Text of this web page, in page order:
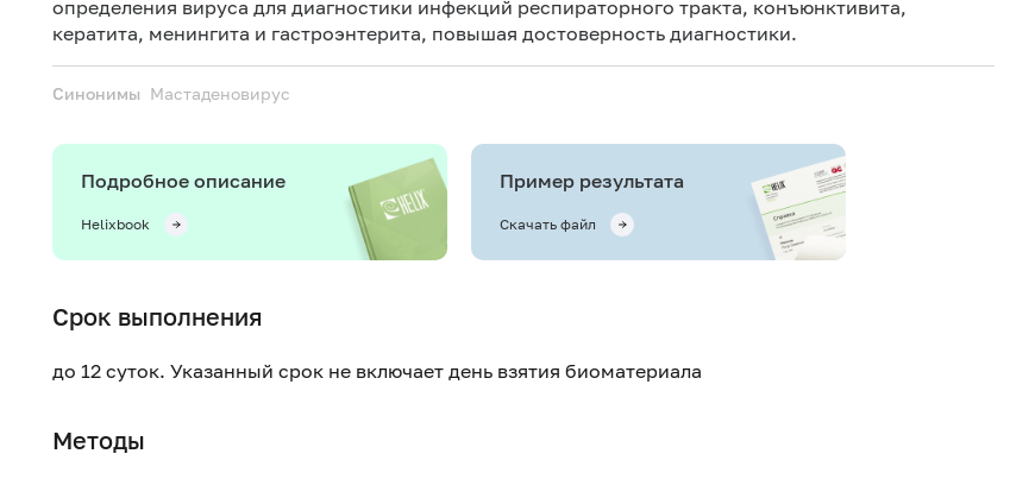
определения вируса для диагностики инфекций респираторного тракта, конъюнктивита,
кератита, менингита и гастроэнтерита, повышая достоверность диагностики.
Синонимы Мастаденовирус
Подробное описание
Helixbook
Пример результата
Скачать файл
Срок выполнения
до 12 суток. Указанный срок не включает день взятия биоматериала
Методы